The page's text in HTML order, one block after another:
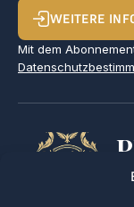
WEITERE
Mit dem